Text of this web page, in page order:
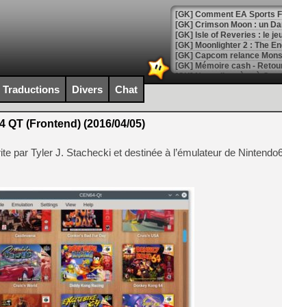
[GK] Comment EA Sports
[GK] Crimson Moon : un
[GK] Isle of Reveries : le
[GK] Moonlighter 2 : The
[GK] Capcom relance
[Mo5] Deux inédits du
[GK] Le beat'em up The
[GK] Endless Legend 2 :
[LS] [PS5] Le WebKit
[GK] Oubliez Crazy Taxi,
[LS] [Switch] NSZ 5.0.0
[GK] No More Room in
[GK] Un chatbot Atelier
[GK] Mémoire cash -
Traductions Divers Chat
QT (Frontend) (2016/04/05)
par Tyler J. Stachecki et destinée à l’émulateur de